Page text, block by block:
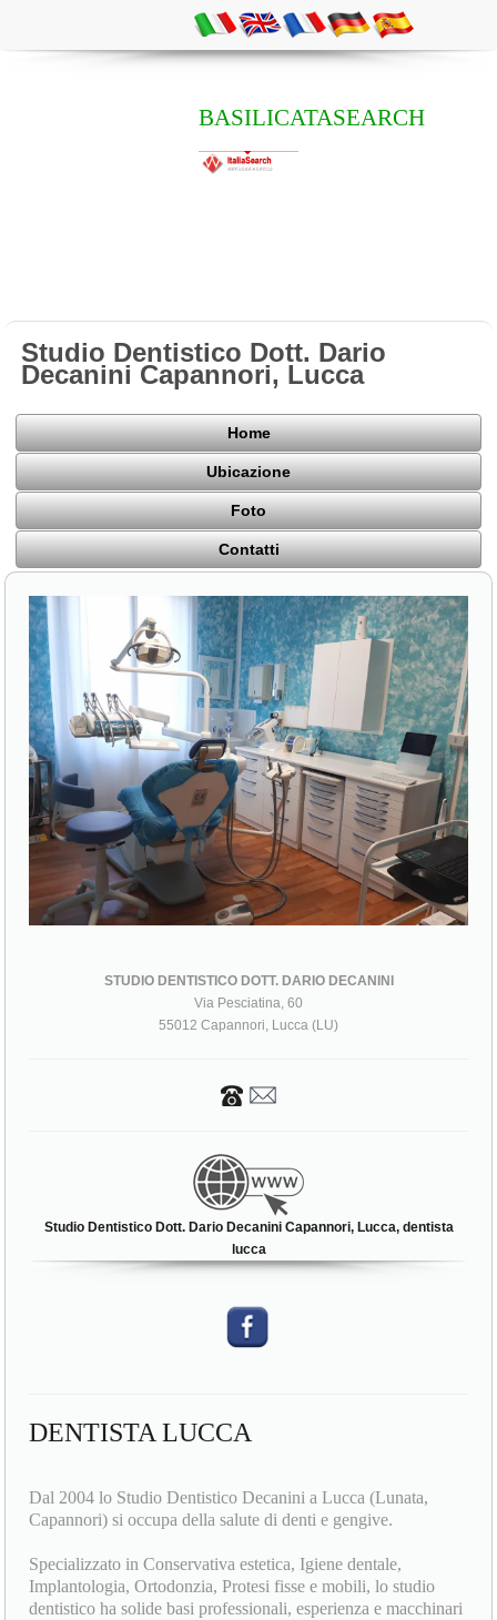
BASILICATASEARCH
Studio Dentistico Dott. Dario
Decanini Capannori, Lucca
Home
Ubicazione
Foto
Contatti
STUDIO DENTISTICO DOTT. DARIO DECANINI
Via Pesciatina, 60
55012 Capannori, Lucca (LU)
Studio Dentistico Dott. Dario Decanini Capannori, Lucca, dentista
lucca
DENTISTA LUCCA
Dal 2004 lo Studio Dentistico Decanini a Lucca (Lunata,
Capannori) si occupa della salute di denti e gengive.
Specializzato in Conservativa estetica, Igiene dentale,
Implantologia, Ortodonzia, Protesi fisse e mobili, lo studio
dentistico ha solide basi professionali, esperienza e macchinari